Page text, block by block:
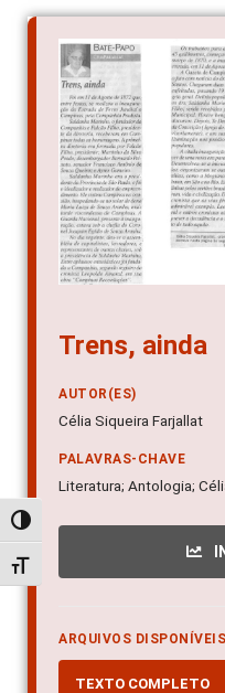
Alternar alto contraste
Alternar tamanho da fonte
Trens, ainda
AUTOR(ES)
Célia Siqueira Farjallat
PALAVRAS-CHAVE
Literatura; Antologia;
ARQUIVOS
TEXTO COMPLETO